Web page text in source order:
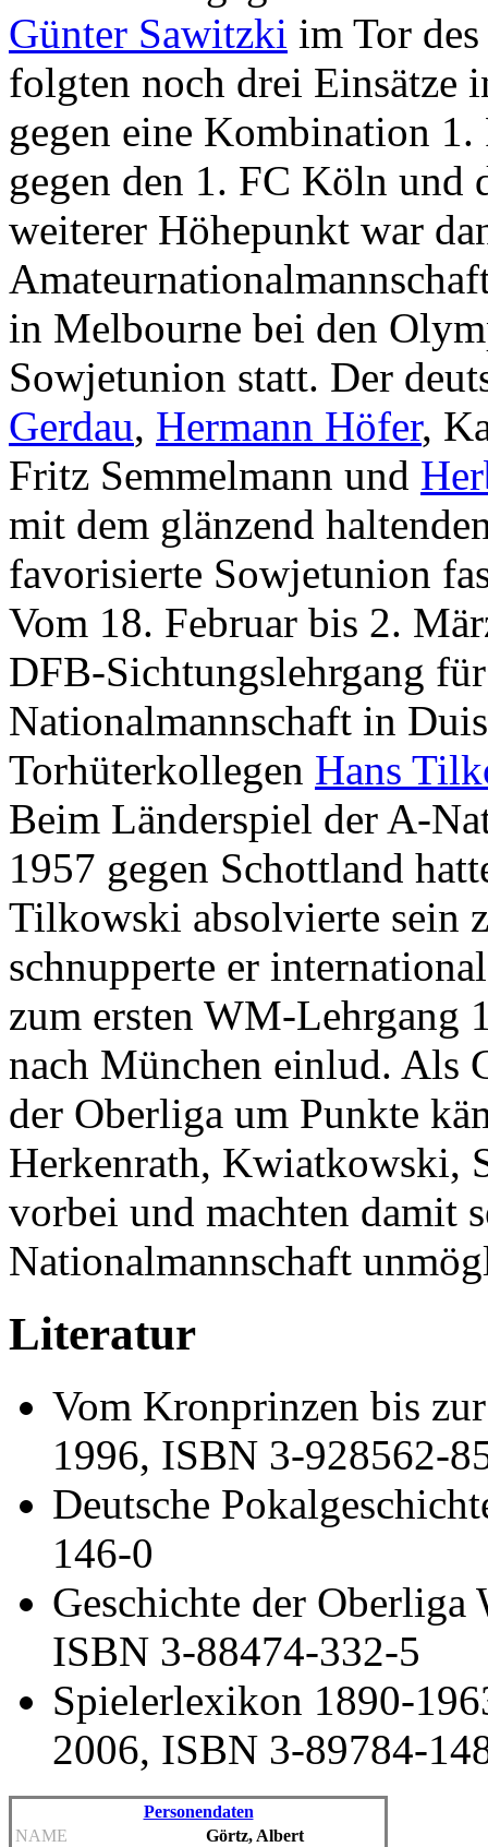
Günter Sawitzki im Tor
folgten noch drei Einsätze
gegen eine Kombination
gegen den 1. FC Köln und
weiterer Höhepunkt war
in Melbourne bei den
Sowjetunion statt. Der
Gerdau, Hermann Höfer,
Fritz Semmelmann und
mit dem glänzend
favorisierte Sowjetunion
Vom 18. Februar bis 2.
DFB-Sichtungslehrgang
Nationalmannschaft in
Torhüterkollegen Hans
Beim Länderspiel der A-
1957 gegen Schottland
Tilkowski absolvierte sein
schnupperte er
zum ersten WM-Lehrgang
nach München einlud. Als
der Oberliga um Punkte
Herkenrath, Kwiatkowski,
vorbei und machten damit
Nationalmannschaft
Literatur
Vom Kronprinzen bis
1996, ISBN 3-928562-
Deutsche
146-0
Geschichte der
ISBN 3-88474-332-5
Spielerlexikon 1890-
2006, ISBN 3-89784-
Personendaten
NAME
Görtz, Albert